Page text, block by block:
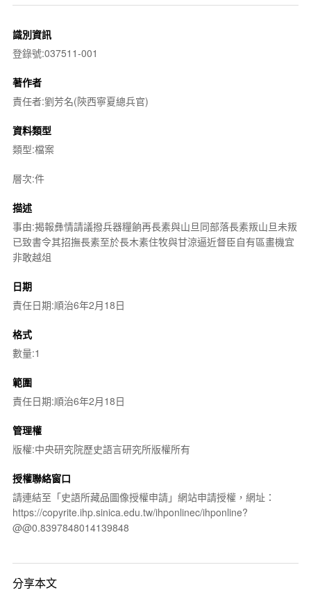
識別資訊
登錄號:037511-001
著作者
責任者:劉芳名(陝西寧夏總兵官)
資料類型
類型:檔案
層次:件
描述
事由:揭報彝情請議撥兵器糧餉再長素與山旦同部落長素叛山旦未叛
已致書令其招撫長素至於長木素住牧與甘涼逼近督臣自有區畫機宜
非敢越俎
日期
責任日期:順治6年2月18日
格式
數量:1
範圍
責任日期:順治6年2月18日
管理權
版權:中央研究院歷史語言研究所版權所有
授權聯絡窗口
請連結至「史語所藏品圖像授權申請」網站申請授權，網址：
https://copyrite.ihp.sinica.edu.tw/ihponlinec/ihponline?
@@0.8397848014139848
分享本文